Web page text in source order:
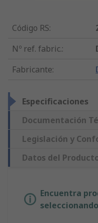
Código RS:
Nº ref. fabric.:
Fabricante:
Especificaciones
Documentación
Legislación y
Datos del
Encuentra